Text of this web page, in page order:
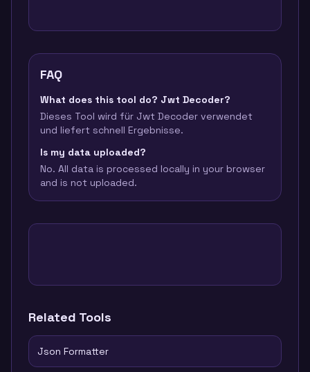
FAQ
What does this tool do? Jwt Decoder?
Dieses Tool wird für Jwt Decoder verwendet
und liefert schnell Ergebnisse.
Is my data uploaded?
No. All data is processed locally in your browser
and is not uploaded.
Related Tools
Json Formatter